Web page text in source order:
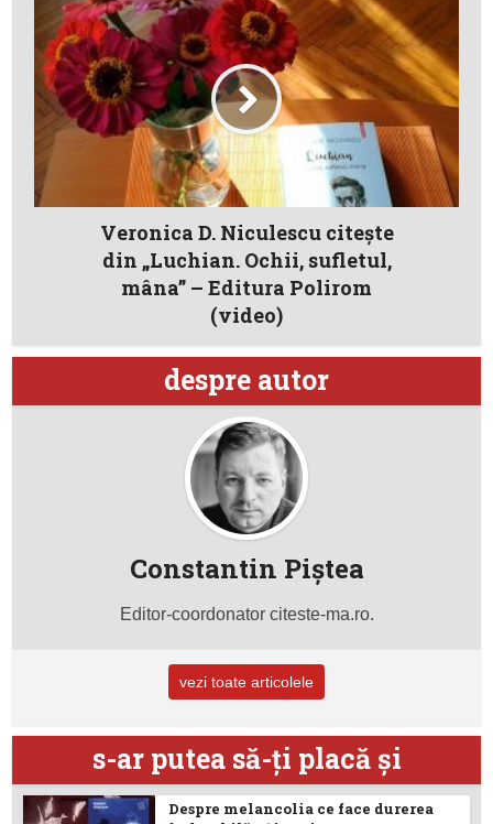
Veronica D. Niculescu citește
din „Luchian. Ochii, sufletul,
mâna” – Editura Polirom
(video)
despre autor
Constantin Piştea
Editor-coordonator citeste-ma.ro.
vezi toate articolele
s-ar putea să-ţi placă şi
Despre melancolia ce face durerea